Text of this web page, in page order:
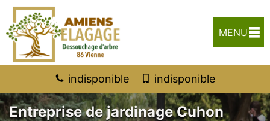
MENU
indisponible indisponible
Entreprise de jardinage Cuhon